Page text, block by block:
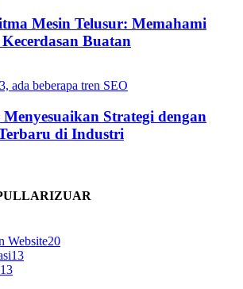
Mesin Telusur: Memahami
Buatan
Strategi dengan
di Industri
Website20
13
13